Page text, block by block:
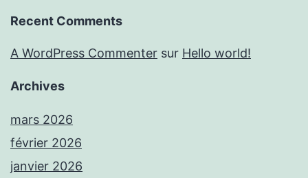
Recent Comments
A WordPress Commenter sur Hello world!
Archives
mars 2026
février 2026
janvier 2026